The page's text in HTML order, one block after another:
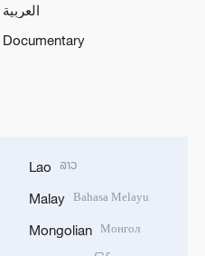
العربية
Documentary
Lao ລາວ
Malay Bahasa Melayu
Mongolian Монгол